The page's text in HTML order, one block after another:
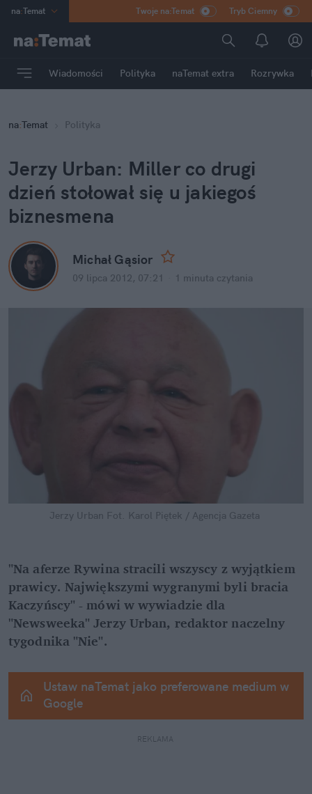
na:Temat
Poland
mama
Rozrywka
Twoje na:Temat Tryb Ciemny
Wiadomości Polityka naTemat extra Rozrywka
na:Temat Polityka
Jerzy Urban: Miller co drugi
dzień stołował się u jakiegoś
biznesmena
Michał Gąsior
09 lipca 2012, 07:21 1 minuta czytania
Jerzy Urban Fot. Karol Piętek / Agencja Gazeta
"Na aferze Rywina stracili wszyscy z wyjątkiem
prawicy. Największymi wygranymi byli bracia
Kaczyńscy" - mówi w wywiadzie dla
"Newsweeka" Jerzy Urban, redaktor naczelny
tygodnika "Nie".
Ustaw naTemat jako preferowane medium w
Google
REKLAMA